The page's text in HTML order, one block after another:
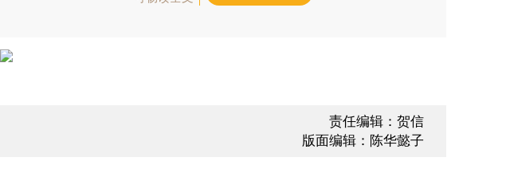
责任编辑：贺信
版面编辑：陈华懿子